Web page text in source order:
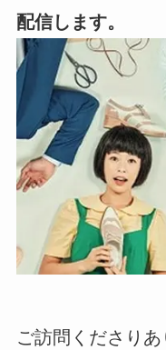
配信します。
ご訪問くださりあ